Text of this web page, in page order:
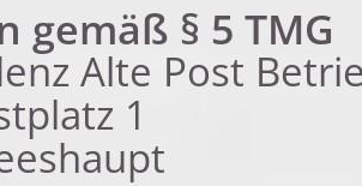
gemäß § 5 TMG
Alte Post
1